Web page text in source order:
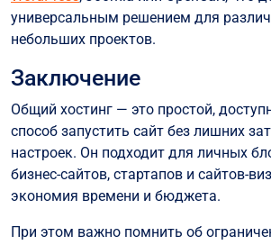
универсальным решением для
небольших проектов.
Заключение
Общий хостинг — это простой,
способ запустить сайт без лишних
настроек. Он подходит для личных
бизнес-сайтов, стартапов и сайтов-
экономия времени и бюджета.
При этом важно помнить об